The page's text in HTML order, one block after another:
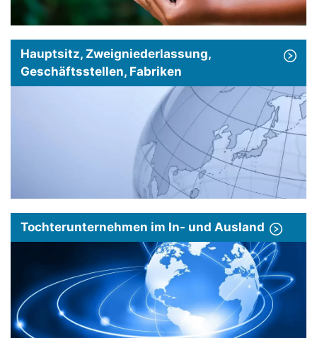
Hauptsitz, Zweigniederlassung,
Geschäftsstellen, Fabriken
Tochterunternehmen im In- und Ausland